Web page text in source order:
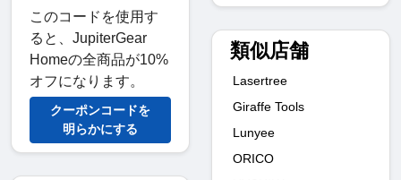
このコードを使用す
ると、JupiterGear
Homeの全商品が10%
オフになります。
クーポンコードを
明らかにする
類似店舗
Lasertree
Giraffe Tools
Lunyee
ORICO